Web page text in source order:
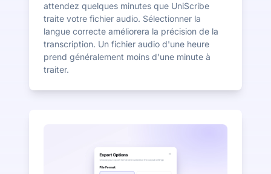
attendez quelques minutes que UniScribe
traite votre fichier audio. Sélectionner la
langue correcte améliorera la précision de la
transcription. Un fichier audio d'une heure
prend généralement moins d'une minute à
traiter.